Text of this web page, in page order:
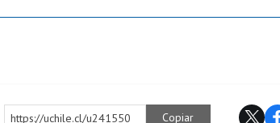
https://uchile.cl/u241550 Copiar